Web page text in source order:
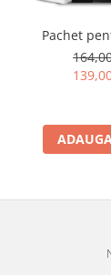
Pachet